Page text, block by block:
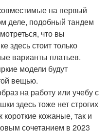
на первый
деле, подобный тандем
что вы
здесь стоит только
варианты платьев.
модели будут
вещью.
на работу или учебу с
здесь тоже нет строгих
короткие кожаные, так и
сочетанием в 2023